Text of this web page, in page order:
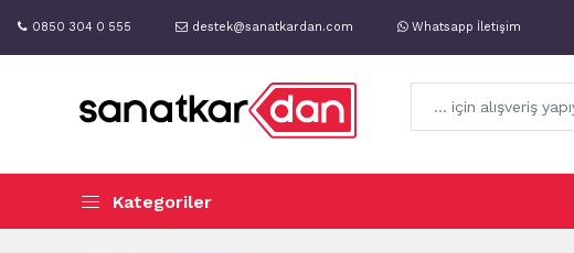
0850 304 0 555 destek@sanatkardan.com Whatsapp İletişim
Kategoriler